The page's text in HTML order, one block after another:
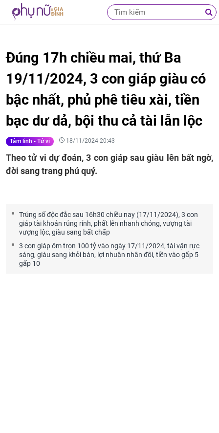
Đúng 17h chiều mai, thứ Ba
19/11/2024, 3 con giáp giàu có
bậc nhất, phủ phê tiêu xài, tiền
bạc dư dả, bội thu cả tài lẫn lộc
Tâm linh - Tử vi 18/11/2024 20:43
Theo tử vi dự đoán, 3 con giáp sau giàu lên bất ngờ,
đời sang trang phú quý.
Trúng số độc đắc sau 16h30 chiều nay (17/11/2024), 3 con
giáp tài khoản rủng rỉnh, phất lên nhanh chóng, vượng tài
vượng lộc, giàu sang bất chấp
3 con giáp ôm trọn 100 tỷ vào ngày 17/11/2024, tài vận rực
sáng, giàu sang khỏi bàn, lợi nhuận nhân đôi, tiền vào gấp 5
gấp 10